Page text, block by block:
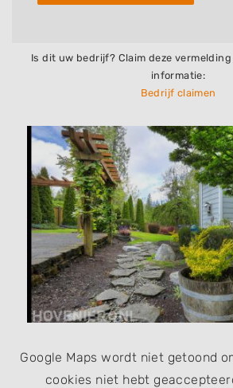
Is dit uw bedrijf? Claim deze
informatie:
Bedrijf claimen
Google Maps wordt niet getoond
cookies niet hebt